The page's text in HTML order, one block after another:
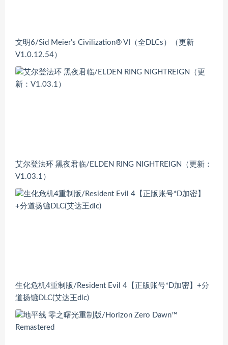
文明6/Sid Meier’s Civilization® VI（全DLCs）（更新
V1.0.12.54）
艾尔登法环 黑夜君临/ELDEN RING NIGHTREIGN（更新：
V1.03.1）
生化危机4重制版/Resident Evil 4【正版账号*D加密】+分
道扬镳DLC(艾达王dlc)